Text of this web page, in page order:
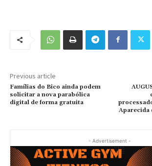
Previous article
Famílias do Bico ainda podem
solicitar a nova parabólica
digital de forma gratuita
Aparecida
- Advertisement -